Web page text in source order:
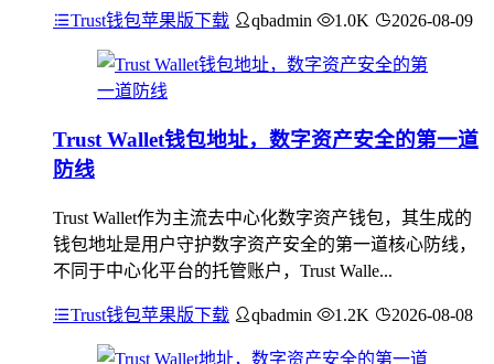
Trust钱包苹果版下载 qbadmin 1.0K 2026-08-09
Trust Wallet钱包地址，数字资产安全的第一道
防线
Trust Wallet作为主流去中心化数字资产钱包，其生成的
钱包地址是用户守护数字资产安全的第一道核心防线，
不同于中心化平台的托管账户，Trust Walle...
Trust钱包苹果版下载 qbadmin 1.2K 2026-08-08